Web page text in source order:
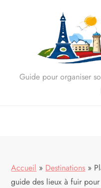
Guide pour organiser
Accueil » Destinations »
guide des lieux à fuir pour